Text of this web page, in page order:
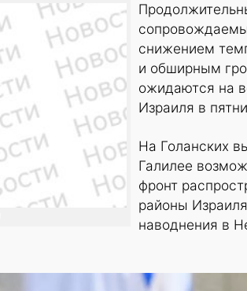
снижением
и обширным
ожидаются на
Израиля в
На Голанских
Галилее
фронт
районы
наводнения в